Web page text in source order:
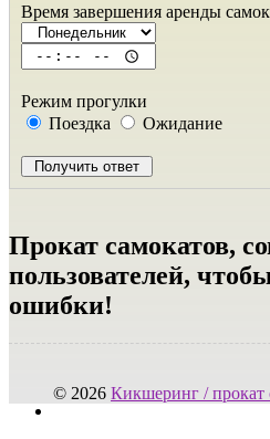
Время завершения аренды
Режим прогулки
Поездка
Ожидание
Прокат самокатов,
пользователей,
ошибки!
© 2026 Кикшеринг / прокат